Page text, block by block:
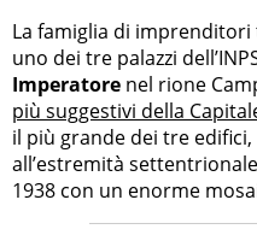
La famiglia di
uno dei tre palazzi
Imperatore nel rione
più suggestivi della
il più grande dei tre
all’estremità
1938 con un enorme